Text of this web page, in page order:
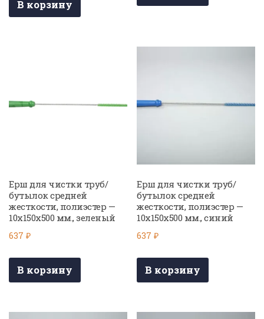
В корзину
Ерш для чистки труб/
бутылок средней
жесткости, полиэстер —
10х150х500 мм., зеленый
637 ₽
В корзину
Ерш для чистки труб/
бутылок средней
жесткости, полиэстер —
10х150х500 мм., синий
637₽
В корзину